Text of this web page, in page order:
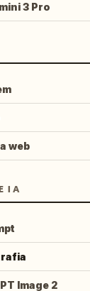
3 Pro
web
IA
Image 2